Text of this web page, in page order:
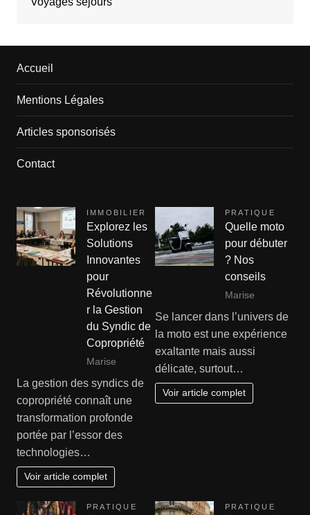
Accueil
Mentions Légales
Articles sponsorisés
Contact
IMMOBILIER
Explorez les
Solutions
Innovantes
pour
Révolutionne
r la Gestion
du Syndic de
Copropriété
Marise
La gestion des syndics de
copropriété connaît une
transformation profonde
portée par l’essor des
technologies…
Voir article complet
PRATIQUE
Quelle moto
pour débuter
? Nos
conseils
Marise
Se lancer dans l’univers de
la moto est une expérience
exaltante mais aussi
délicate, surtout…
Voir article complet
PRATIQUE PRATIQUE